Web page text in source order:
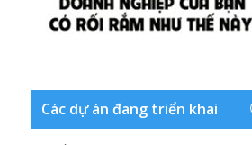
Các dự án đang triển khai